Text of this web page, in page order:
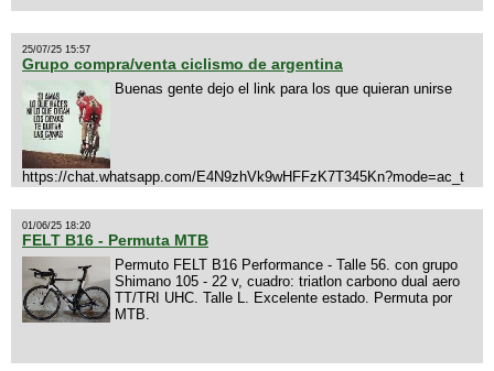
25/07/25 15:57
Grupo compra/venta ciclismo de argentina
Buenas gente dejo el link para los que quieran unirse
https://chat.whatsapp.com/E4N9zhVk9wHFFzK7T345Kn?mode=ac_t
01/06/25 18:20
FELT B16 - Permuta MTB
Permuto FELT B16 Performance - Talle 56. con grupo
Shimano 105 - 22 v, cuadro: triatlon carbono dual aero
TT/TRI UHC. Talle L. Excelente estado. Permuta por
MTB.